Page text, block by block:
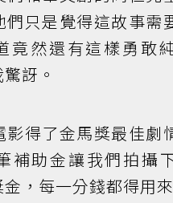
只是覺得這故事需
然還有這樣勇敢
訝。
影得了金馬獎最佳劇
補助金讓我們拍攝
，每一分錢都得用